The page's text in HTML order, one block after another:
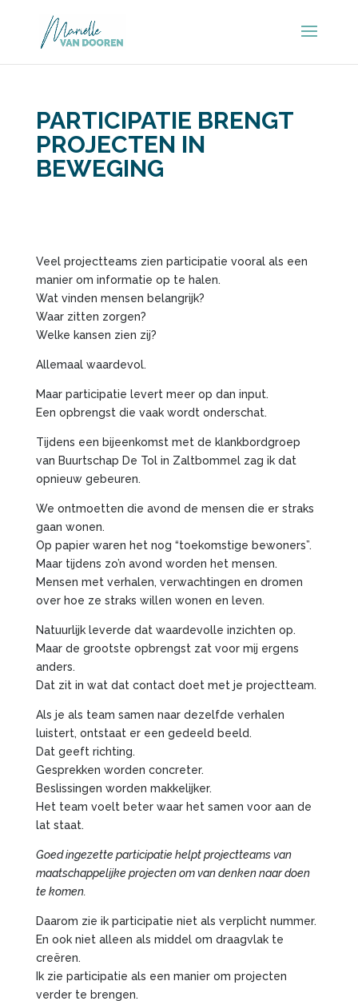
PARTICIPATIE BRENGT
PROJECTEN IN
BEWEGING
Veel projectteams zien participatie vooral als een
manier om informatie op te halen.
Wat vinden mensen belangrijk?
Waar zitten zorgen?
Welke kansen zien zij?
Allemaal waardevol.
Maar participatie levert meer op dan input.
Een opbrengst die vaak wordt onderschat.
Tijdens een bijeenkomst met de klankbordgroep
van Buurtschap De Tol in Zaltbommel zag ik dat
opnieuw gebeuren.
We ontmoetten die avond de mensen die er straks
gaan wonen.
Op papier waren het nog “toekomstige bewoners”.
Maar tijdens zo’n avond worden het mensen.
Mensen met verhalen, verwachtingen en dromen
over hoe ze straks willen wonen en leven.
Natuurlijk leverde dat waardevolle inzichten op.
Maar de grootste opbrengst zat voor mij ergens
anders.
Dat zit in wat dat contact doet met je projectteam.
Als je als team samen naar dezelfde verhalen
luistert, ontstaat er een gedeeld beeld.
Dat geeft richting.
Gesprekken worden concreter.
Beslissingen worden makkelijker.
Het team voelt beter waar het samen voor aan de
lat staat.
Goed ingezette participatie helpt projectteams van
maatschappelijke projecten om van denken naar doen
te komen.
Daarom zie ik participatie niet als verplicht nummer.
En ook niet alleen als middel om draagvlak te
creëren.
Ik zie participatie als een manier om projecten
verder te brengen.